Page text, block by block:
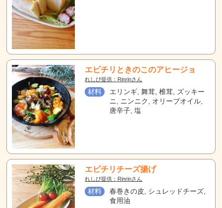
エビチリときのこのアヒージョ
れしぴ提供：Rinrinさん
材料
エリンギ, 舞茸, 椎茸, ズッキー
ニ, ニンニク, オリーブオイル,
唐辛子, 塩
エビチリチーズ揚げ
れしぴ提供：Rinrinさん
材料
春巻きの皮, シュレッドチーズ,
食用油